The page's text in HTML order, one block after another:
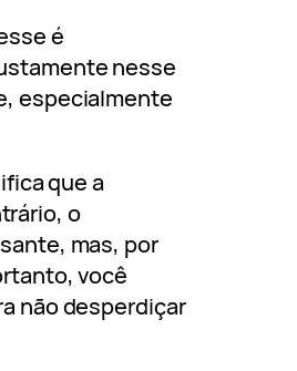
é
nesse
especialmente
que a
o
mas, por
você
não desperdiçar